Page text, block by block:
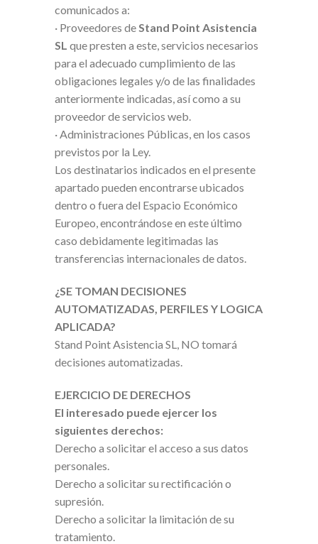
comunicados a:
· Proveedores deStand Point Asistencia
SL que presten a este, servicios necesarios
para el adecuado cumplimiento de las
obligaciones legales y/o de las finalidades
anteriormente indicadas, así como a su
proveedor de servicios web.
· Administraciones Públicas, en los casos
previstos por la Ley.
Los destinatarios indicados en el presente
apartado pueden encontrarse ubicados
dentro o fuera del Espacio Económico
Europeo, encontrándose en este último
caso debidamente legitimadas las
transferencias internacionales de datos.
¿SE TOMAN DECISIONES
AUTOMATIZADAS, PERFILES Y LOGICA
APLICADA?
Stand Point Asistencia SL, NO tomará
decisiones automatizadas.
EJERCICIO DE DERECHOS
El interesado puede ejercer los
siguientes derechos:
Derecho a solicitar el acceso a sus datos
personales.
Derecho a solicitar su rectificación o
supresión.
Derecho a solicitar la limitación de su
tratamiento.